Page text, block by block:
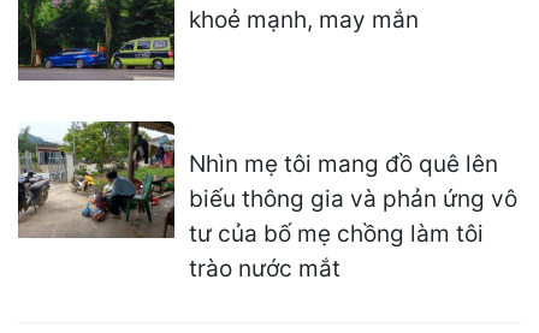
khoẻ mạnh, may mắn
Nhìn mẹ tôi mang đồ quê lên
biếu thông gia và phản ứng vô
tư của bố mẹ chồng làm tôi
trào nước mắt